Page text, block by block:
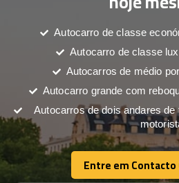
Autocarro de classe
Autocarro de classe
Autocarros de médio
Autocarro grande com
Autocarros de dois andares
Entre em Contacto
Entre em Contacto